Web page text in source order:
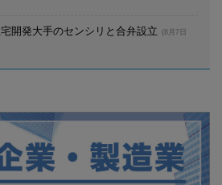
開発大手のセンシリと合弁設立
(8月7日